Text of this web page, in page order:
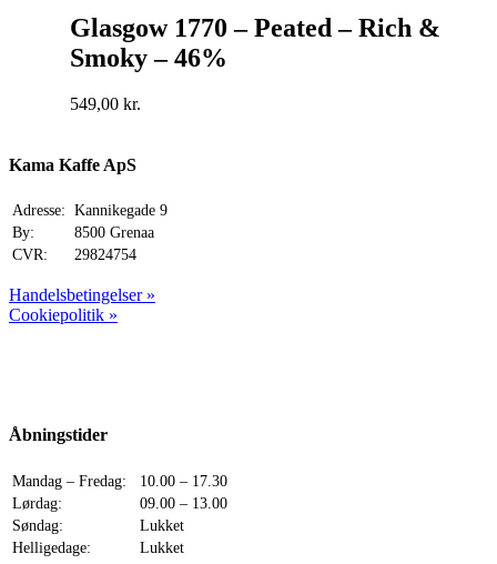
Glasgow 1770 – Peated – Rich &
Smoky – 46%
549,00 kr.
Kama Kaffe ApS
Adresse: Kannikegade 9
By:
8500 Grenaa
CVR:
29824754
Handelsbetingelser »
Cookiepolitik »
Åbningstider
Mandag – Fredag:
10.00 – 17.30
Lørdag:
09.00 – 13.00
Søndag:
Lukket
Helligedage:
Lukket